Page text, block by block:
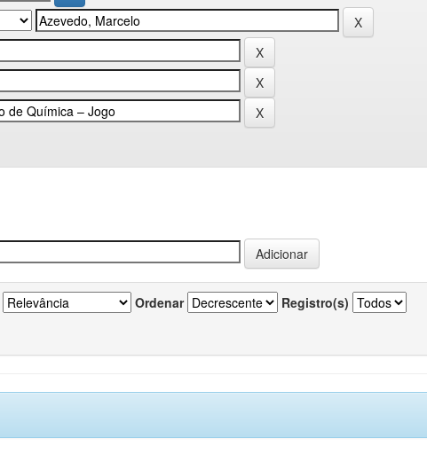
Ordenar Registro(s)